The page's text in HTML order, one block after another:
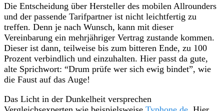
Die Entscheidung über Hersteller des mobilen Allrounders
und der passende Tarifpartner ist nicht leichtfertig zu
treffen. Denn je nach Wunsch, kann mit dieser
Vereinbarung ein mehrjähriger Vertrag zustande kommen.
Dieser ist dann, teilweise bis zum bitteren Ende, zu 100
Prozent verbindlich und einzuhalten. Hier passt da gute,
alte Sprichwort: “Drum prüfe wer sich ewig bindet”, wie
die Faust auf das Auge!
Das Licht in der Dunkelheit versprechen